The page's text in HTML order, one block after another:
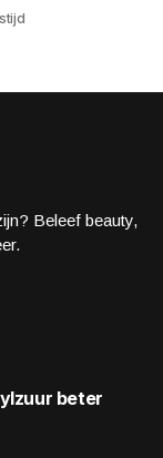
Beleef beauty,
beter